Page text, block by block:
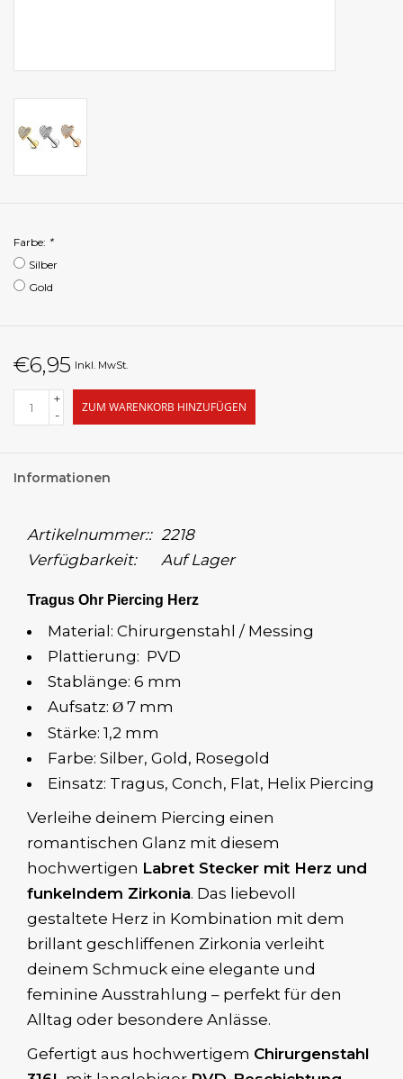
Farbe: *
Silber
Gold
€6,95 Inkl. MwSt.
+
-
ZUM WARENKORB HINZUFÜGEN
Informationen
Artikelnummer:: 2218
Verfügbarkeit:
Auf Lager
Tragus Ohr Piercing Herz
Material: Chirurgenstahl / Messing
Plattierung: PVD
Stablänge: 6 mm
Aufsatz: Ø 7 mm
Stärke: 1,2 mm
Farbe: Silber, Gold, Rosegold
Einsatz: Tragus, Conch, Flat, Helix Piercing
Verleihe deinem Piercing einen
romantischen Glanz mit diesem
hochwertigen Labret Stecker mit Herz und
funkelndem Zirkonia. Das liebevoll
gestaltete Herz in Kombination mit dem
brillant geschliffenen Zirkonia verleiht
deinem Schmuck eine elegante und
feminine Ausstrahlung – perfekt für den
Alltag oder besondere Anlässe.
Gefertigt aus hochwertigem Chirurgenstahl